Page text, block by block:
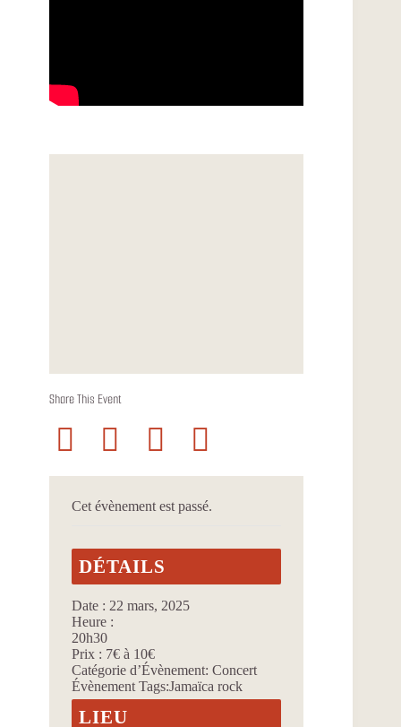
Share This Event
Cet évènement est passé.
DÉTAILS
Date : 22 mars, 2025
Heure :
20h30
Prix : 7€ à 10€
Catégorie d’Évènement: Concert
Évènement Tags:Jamaïca rock
LIEU